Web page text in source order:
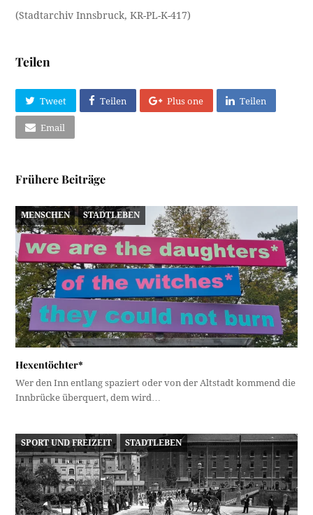
(Stadtarchiv Innsbruck, KR-PL-K-417)
Teilen
Tweet Teilen Plus one Teilen
Email
Frühere Beiträge
MENSCHEN STADTLEBEN
Hexentöchter*
Wer den Inn entlang spaziert oder von der Altstadt kommend die
Innbrücke überquert, dem wird…
SPORT UND FREIZEIT STADTLEBEN